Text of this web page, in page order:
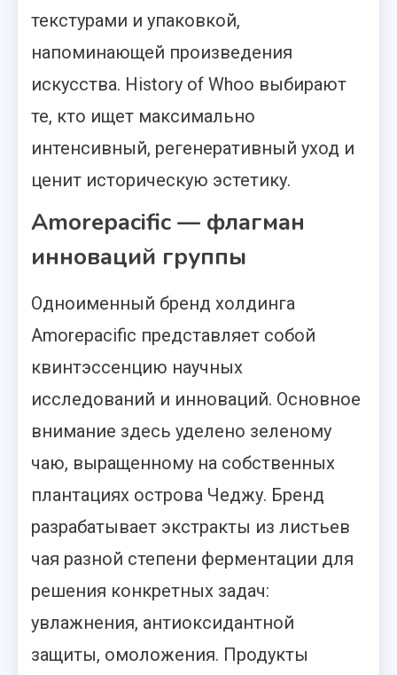
текстурами и упаковкой,
напоминающей произведения
искусства. History of Whoo выбирают
те, кто ищет максимально
интенсивный, регенеративный уход и
ценит историческую эстетику.
Amorepacific — флагман
инноваций группы
Одноименный бренд холдинга
Amorepacific представляет собой
квинтэссенцию научных
исследований и инноваций. Основное
внимание здесь уделено зеленому
чаю, выращенному на собственных
плантациях острова Чеджу. Бренд
разрабатывает экстракты из листьев
чая разной степени ферментации для
решения конкретных задач:
увлажнения, антиоксидантной
защиты, омоложения. Продукты